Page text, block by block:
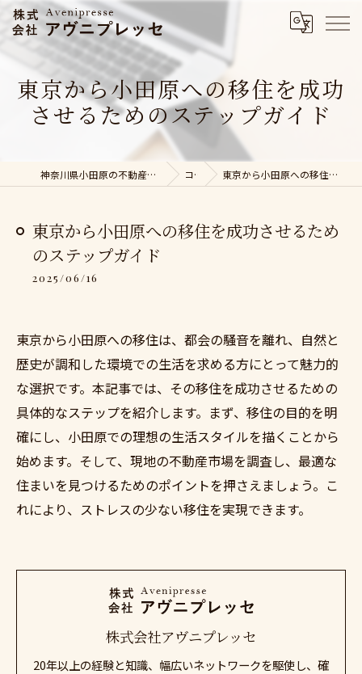
東京から小田原への移住を成功
させるためのステップガイド
神奈川県小田原の不動産売却なら株式会社アヴニプレッセ コラム 東京から小田原への移住を成功させるためのステップガイド
東京から小田原への移住を成功させるため
のステップガイド
2025/06/16
東京から小田原への移住は、都会の騒音を離れ、自然と
歴史が調和した環境での生活を求める方にとって魅力的
な選択です。本記事では、その移住を成功させるための
具体的なステップを紹介します。まず、移住の目的を明
確にし、小田原での理想の生活スタイルを描くことから
始めます。そして、現地の不動産市場を調査し、最適な
住まいを見つけるためのポイントを押さえましょう。こ
れにより、ストレスの少ない移住を実現できます。
株式会社アヴニプレッセ
20年以上の経験と知識、幅広いネットワークを駆使し、確